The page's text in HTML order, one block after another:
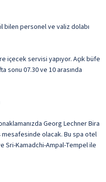
bilen personel ve valiz dolabı
servisi yapıyor. Açık büfe
sonu 07.30 ve 10 arasında
Georg Lechner Bira
olacak. Bu spa otel
Sri-Kamadchi-Ampal-Tempel ile